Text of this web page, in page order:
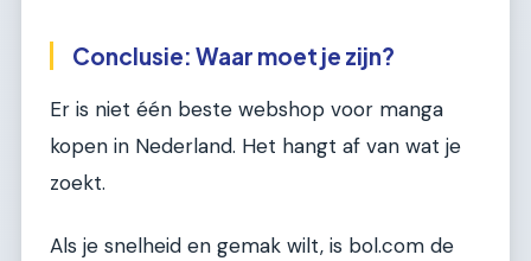
Conclusie: Waar moet je zijn?
Er is niet één beste webshop voor manga
kopen in Nederland. Het hangt af van wat je
zoekt.
Als je snelheid en gemak wilt, is bol.com de